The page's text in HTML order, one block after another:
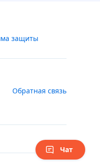
защиты
Обратная связь
Чат